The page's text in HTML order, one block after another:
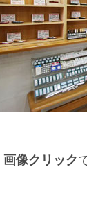
画像クリック